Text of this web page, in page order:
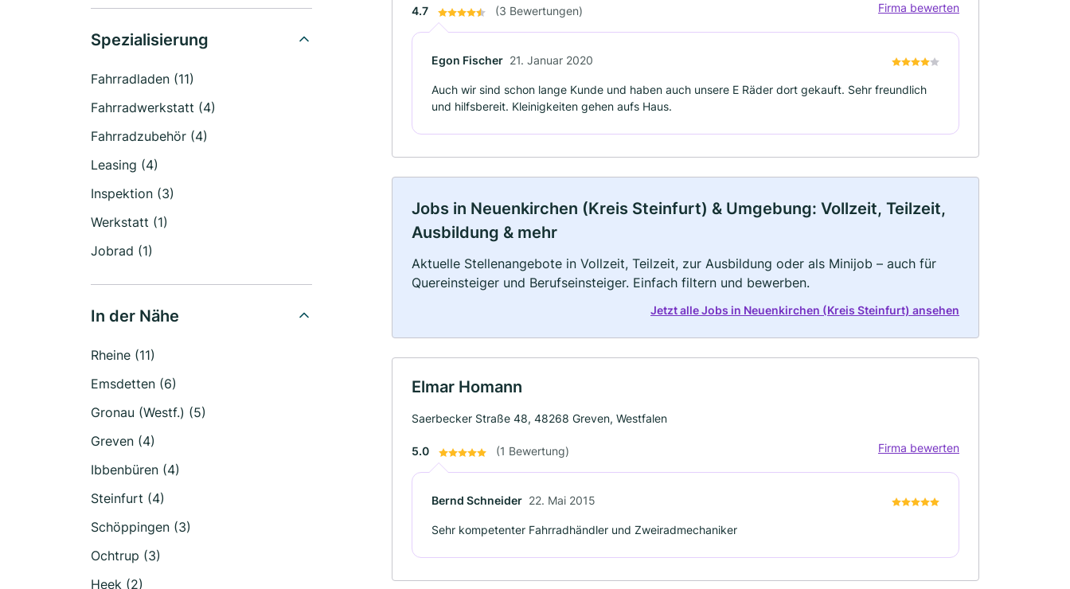
Spezialisierung
Fahrradladen (11)
Fahrradwerkstatt (4)
Fahrradzubehör (4)
Leasing (4)
Inspektion (3)
Werkstatt (1)
Jobrad (1)
In der Nähe
Rheine (11)
Emsdetten (6)
Gronau (Westf.) (5)
Greven (4)
Ibbenbüren (4)
Steinfurt (4)
Schöppingen (3)
Ochtrup (3)
Heek (2)
4.7 (3 Bewertungen) Firma bewerten
Egon Fischer 21. Januar 2020
Auch wir sind schon lange Kunde und haben auch unsere E Räder dort gekauft. Sehr freundlich
und hilfsbereit. Kleinigkeiten gehen aufs Haus.
Jobs in Neuenkirchen (Kreis Steinfurt) & Umgebung: Vollzeit, Teilzeit,
Ausbildung & mehr
Aktuelle Stellenangebote in Vollzeit, Teilzeit, zur Ausbildung oder als Minijob – auch für
Quereinsteiger und Berufseinsteiger. Einfach filtern und bewerben.
Jetzt alle Jobs in Neuenkirchen (Kreis Steinfurt) ansehen
Elmar Homann
Saerbecker Straße 48, 48268 Greven, Westfalen
5.0 (1 Bewertung) Firma bewerten
Bernd Schneider 22. Mai 2015
Sehr kompetenter Fahrradhändler und Zweiradmechaniker